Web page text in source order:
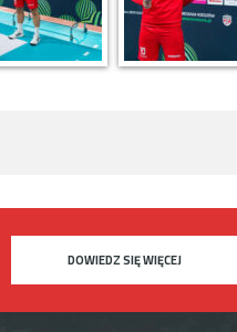
DOWIEDZ SIĘ WIĘCEJ